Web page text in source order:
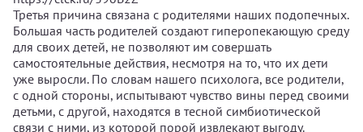
Третья причина связана с родителями наших подопечных.
Большая часть родителей создают гиперопекающую среду
для своих детей, не позволяют им совершать
самостоятельные действия, несмотря на то, что их дети
уже выросли. По словам нашего психолога, все родители,
с одной стороны, испытывают чувство вины перед своими
детьми, с другой, находятся в тесной симбиотической
связи с ними, из которой порой извлекают выгоду.